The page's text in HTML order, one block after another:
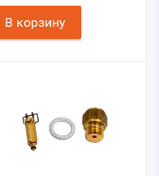
В корзину